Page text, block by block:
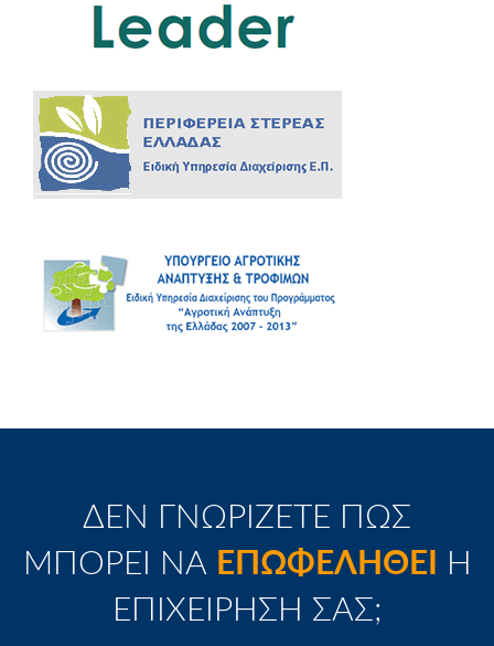
ΔΕΝ ΓΝΩΡΙΖΕΤΕ ΠΩΣ
ΜΠΟΡΕΙ ΝΑ ΕΠΩΦΕΛΗΘΕΙ
Η
ΕΠΙΧΕΙΡΗΣΗ ΣΑΣ;